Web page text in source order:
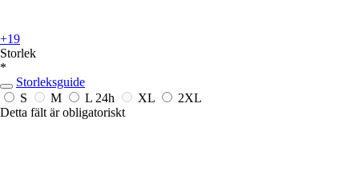
+19
Storlek
*
Storleksguide
S
M L 24h XL
2XL
Detta fält är obligatoriskt